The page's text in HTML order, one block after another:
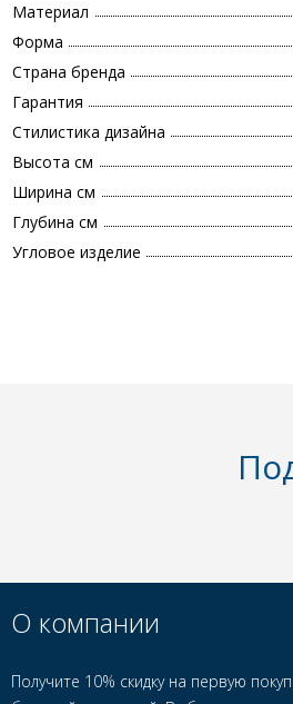
Материал
Форма
Страна бренда
Гарантия
Стилистика дизайна
Высота см
Ширина см
Глубина см
Угловое изделие
О компании
Получите 10% скидку на первую